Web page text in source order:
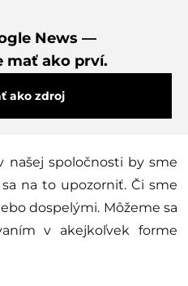
News —
mať ako prví.
ako zdroj
našej spoločnosti by sme
na to upozorniť. Či sme
dospelými. Môžeme sa
v akejkoľvek forme